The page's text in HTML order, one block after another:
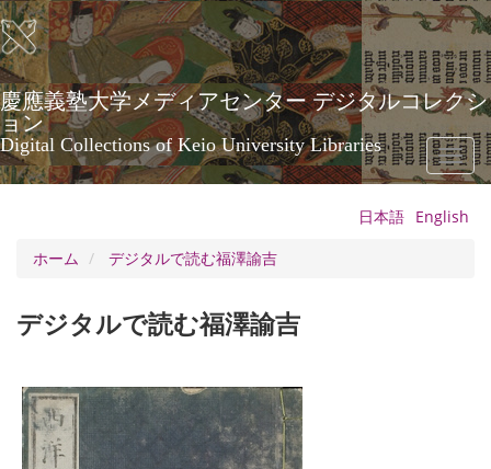
メ
イ
ン
コ
ン
テ
ン
ツ
に
慶應義塾大学メディアセンター デジタルコレクシ
ョン
Digital Collections of Keio University Libraries
Toggle
日本語 English
ホーム
デジタルで読む福澤諭吉
デジタルで読む福澤諭吉